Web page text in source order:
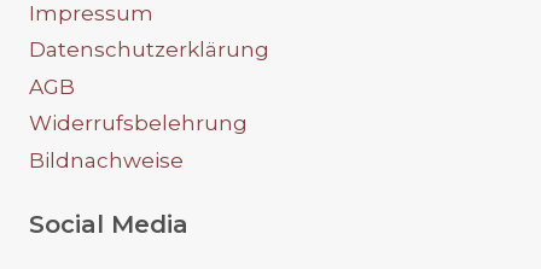
Impressum
Datenschutzerklärung
AGB
Widerrufsbelehrung
Bildnachweise
Social Media